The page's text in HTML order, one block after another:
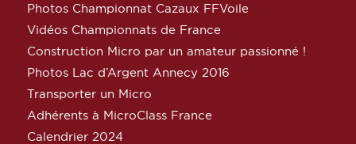
Photos Championnat Cazaux FFVoile
Vidéos Championnats de France
Construction Micro par un amateur passionné !
Photos Lac d’Argent Annecy 2016
Transporter un Micro
Adhérents à MicroClass France
Calendrier 2024